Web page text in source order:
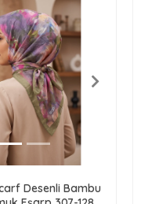
Desenli Bambu